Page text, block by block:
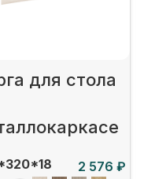
для стола
₽